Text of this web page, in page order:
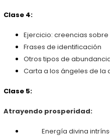
Clase 4:
Ejercicio: creencias
Frases de identificación
Otros tipos de
Carta a los ángeles de
Clase 5:
Atrayendo prosperidad:
Energía divina